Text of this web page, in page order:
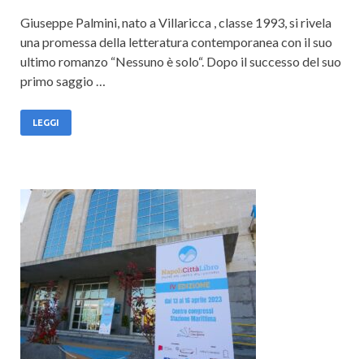
Giuseppe Palmini, nato a Villaricca , classe 1993, si rivela
una promessa della letteratura contemporanea con il suo
ultimo romanzo “Nessuno è solo“. Dopo il successo del suo
primo saggio …
LEGGI